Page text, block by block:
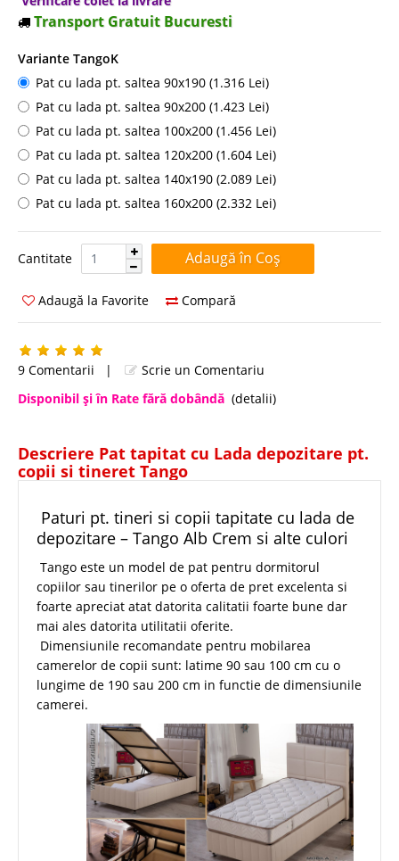
Transport Gratuit Bucuresti
Variante TangoK
Pat cu lada pt. saltea 90x190 (1.316 Lei)
Pat cu lada pt. saltea 90x200 (1.423 Lei)
Pat cu lada pt. saltea 100x200 (1.456 Lei)
Pat cu lada pt. saltea 120x200 (1.604 Lei)
Pat cu lada pt. saltea 140x190 (2.089 Lei)
Pat cu lada pt. saltea 160x200 (2.332 Lei)
Cantitate Cantitate:
Adaugă la Favorite Compară
9 Comentarii |
Scrie un Comentariu
Disponibil şi în Rate fără dobândă (detalii)
Descriere Pat tapitat cu Lada depozitare pt.
copii si tineret Tango
Paturi pt. tineri si copii tapitate cu lada de
depozitare – Tango Alb Crem si alte culori
Tango este un model de pat pentru dormitorul
copiilor sau tinerilor pe o oferta de pret excelenta si
foarte apreciat atat datorita calitatii foarte bune dar
mai ales datorita utilitatii oferite.
Dimensiunile recomandate pentru mobilarea
camerelor de copii sunt: latime 90 sau 100 cm cu o
lungime de 190 sau 200 cm in functie de dimensiunile
camerei.